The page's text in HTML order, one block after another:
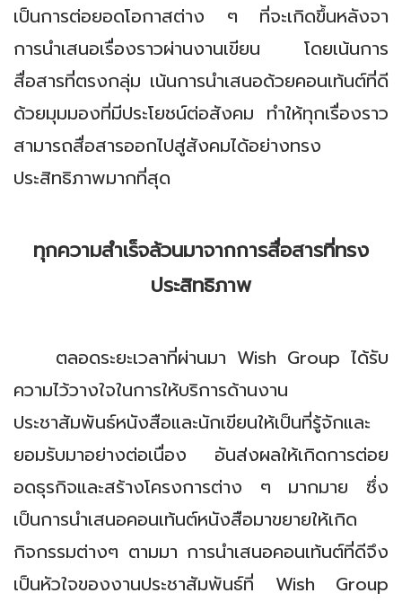
เป็นการต่อยอดโอกาสต่าง ๆ ที่จะเกิดขึ้นหลังจา
การนำเสนอเรื่องราวผ่านงานเขียน โดยเน้นการ
สื่อสารที่ตรงกลุ่ม เน้นการนำเสนอด้วยคอนเท้นต์ที่ดี
ด้วยมุมมองที่มีประโยชน์ต่อสังคม ทำให้ทุกเรื่องราว
สามารถสื่อสารออกไปสู่สังคมได้อย่างทรง
ประสิทธิภาพมากที่สุด
ทุกความสำเร็จล้วนมาจากการสื่อสารที่ทรง
ประสิทธิภาพ
ตลอดระยะเวลาที่ผ่านมา Wish Group ได้รับ
ความไว้วางใจในการให้บริการด้านงาน
ประชาสัมพันธ์หนังสือและนักเขียนให้เป็นที่รู้จักและ
ยอมรับมาอย่างต่อเนื่อง อันส่งผลให้เกิดการต่อย
อดธุรกิจและสร้างโครงการต่าง ๆ มากมาย ซึ่ง
เป็นการนำเสนอคอนเท้นต์หนังสือมาขยายให้เกิด
กิจกรรมต่างๆ ตามมา การนำเสนอคอนเท้นต์ที่ดีจึง
เป็นหัวใจของงานประชาสัมพันธ์ที่ Wish Group